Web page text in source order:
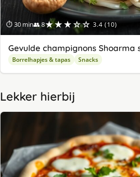
⏱ 30 min👥 8★★★☆☆ 3.4 (10)
Gevulde champignons Shoarma
Borrelhapjes & tapas Snacks
Lekker hierbij